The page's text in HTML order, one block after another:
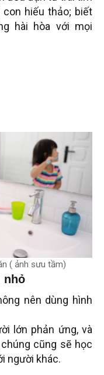
hiếu thảo; biết
hài hòa với mọi
( ảnh sưu tầm)
nhỏ
nên dùng hình
lớn phản ứng, và
cũng sẽ học
người khác.